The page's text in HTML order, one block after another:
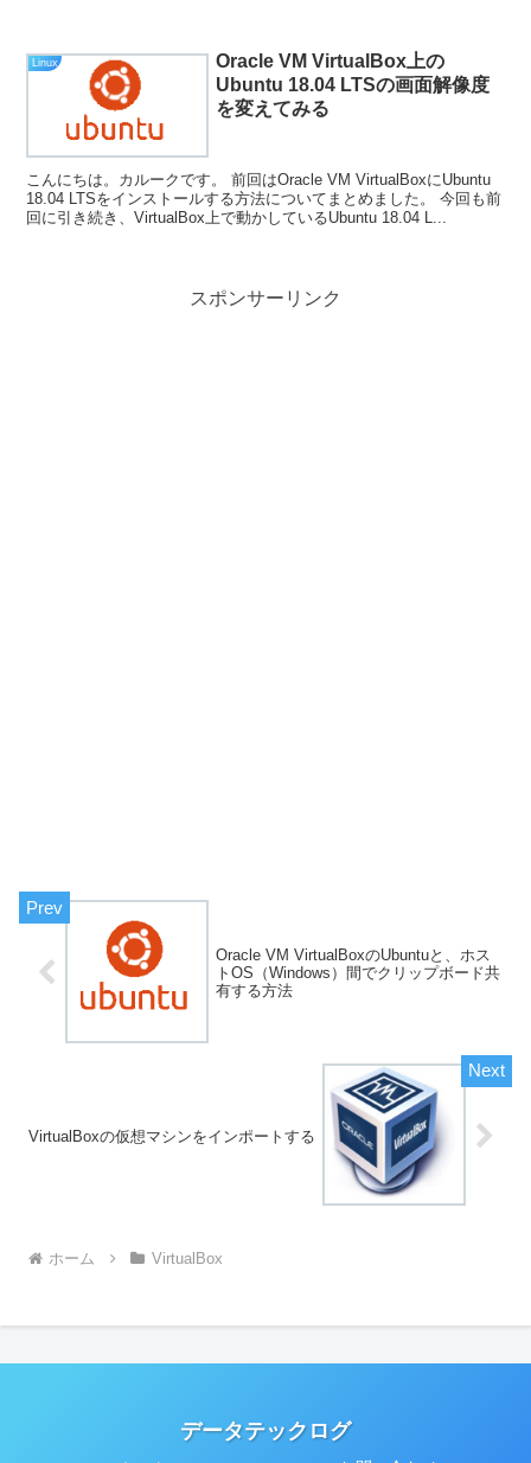
Linux
Oracle VM VirtualBox上の
Ubuntu 18.04 LTSの画面解像度
を変えてみる
こんにちは。カルークです。 前回はOracle VM VirtualBoxにUbuntu
18.04 LTSをインストールする方法についてまとめました。 今回も前
回に引き続き、VirtualBox上で動かしているUbuntu 18.04 L...
スポンサーリンク
Oracle VM VirtualBoxのUbuntuと、ホス
トOS（Windows）間でクリップボード共
有する方法
VirtualBoxの仮想マシンをインポートする
ホーム VirtualBox
データテックログ